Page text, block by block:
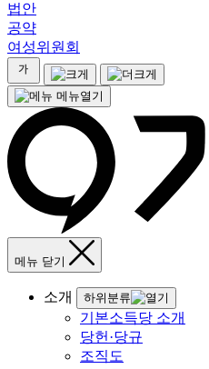
법안
공약
여성위원회
메뉴열기
메뉴 닫기
소개 하위분류
기본소득당 소개
당헌·당규
조직도